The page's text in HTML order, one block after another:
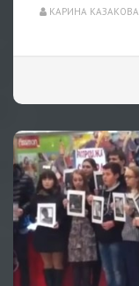
КАРИНА КАЗАКОВА